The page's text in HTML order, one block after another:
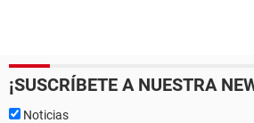
¡SUSCRÍBETE A NUESTRA
Noticias